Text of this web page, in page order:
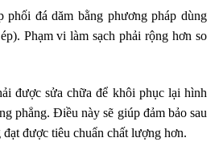
phối đá dăm bằng phương pháp dùng
Phạm vi làm sạch phải rộng hơn so
được sửa chữa để khôi phục lại hình
phẳng. Điều này sẽ giúp đảm bảo sau
được tiêu chuẩn chất lượng hơn.